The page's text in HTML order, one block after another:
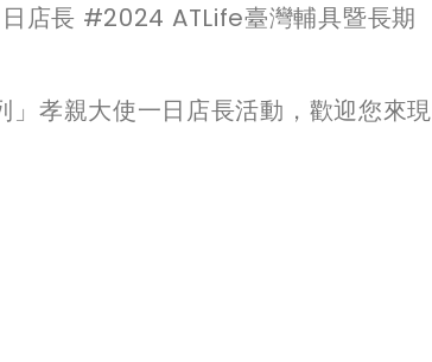
店長 #2024 ATLife臺灣輔具暨長期
孝親大使一日店長活動，歡迎您來現